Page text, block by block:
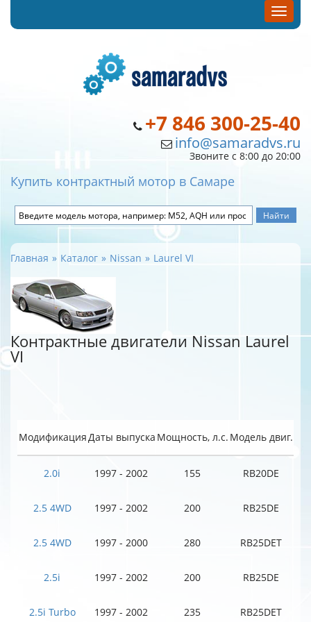
+7 846 300-25-40
info@samaradvs.ru
Звоните с 8:00 до 20:00
Купить контрактный мотор в Самаре
Главная Каталог Nissan Laurel VI
Контрактные двигатели Nissan Laurel
VI
МодификацияДаты выпуска Мощность, л.с. Модель двиг.
2.0i 1997 - 2002 155 RB20DE
2.5 4WD 1997 - 2002 200 RB25DE
2.5 4WD 1997 - 2000 280 RB25DET
2.5i 1997 - 2002 200 RB25DE
2.5i Turbo 1997 - 2002 235 RB25DET